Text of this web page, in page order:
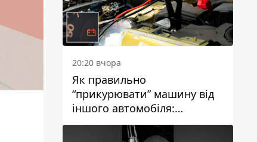
20:20 вчора
Як правильно
“прикурювати” машину від
іншого автомобіля:
інструкція для водіїв